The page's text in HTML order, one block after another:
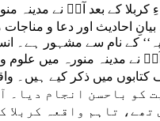
کربلا کے بعد آپؑ نے
بیانِ احادیث اور دعا و
کے نام سے مشہور ہے۔
نے مدینہ منورہ میں علوم
کو باحسن انجام دیا۔
تھے، تاہم واقعہ